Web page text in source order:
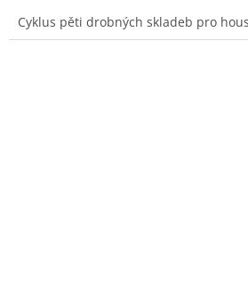
Cyklus pěti drobných skladeb pro